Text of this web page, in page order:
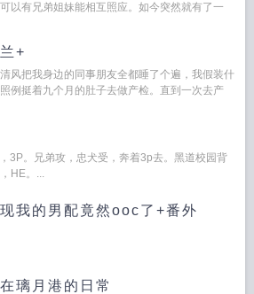
以有兄弟姐妹能相互照应。如今突然就有了一
+
风把我身边的同事朋友全都睡了个遍，我假装什
例挺着九个月的肚子去做产检。直到一次去产
3P。兄弟攻，忠犬受，奔着3p去。黑道校园背
HE。...
我的男配竟然ooc了+番外
璃月港的日常